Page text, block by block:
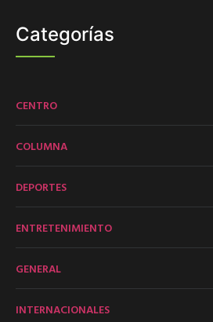
Categorías
CENTRO
COLUMNA
DEPORTES
ENTRETENIMIENTO
GENERAL
INTERNACIONALES